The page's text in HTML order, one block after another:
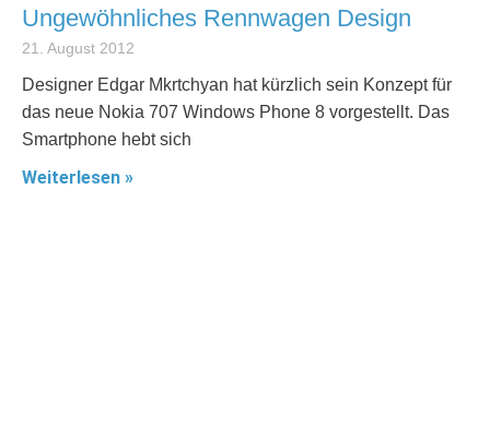
Ungewöhnliches Rennwagen Design
21. August 2012
Designer Edgar Mkrtchyan hat kürzlich sein Konzept für
das neue Nokia 707 Windows Phone 8 vorgestellt. Das
Smartphone hebt sich
Weiterlesen »